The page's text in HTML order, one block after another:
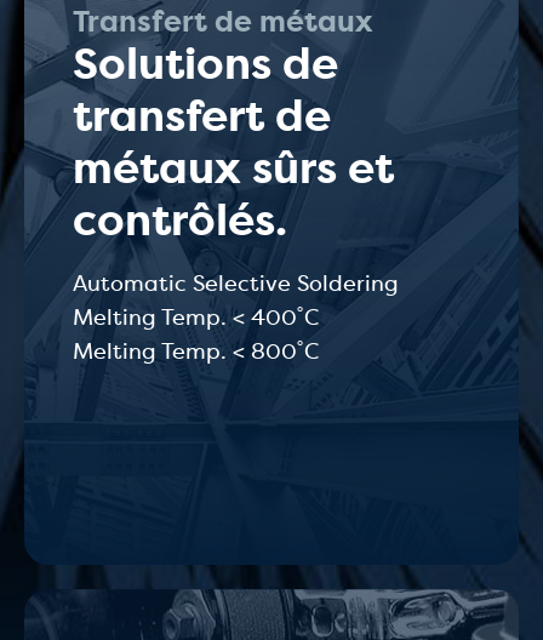
Transfert de métaux
Solutions de
transfert de
métaux sûrs et
contrôlés.
Automatic Selective Soldering
Melting Temp. < 400˚C
Melting Temp. < 800˚C